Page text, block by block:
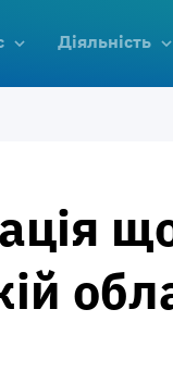
Діяльність